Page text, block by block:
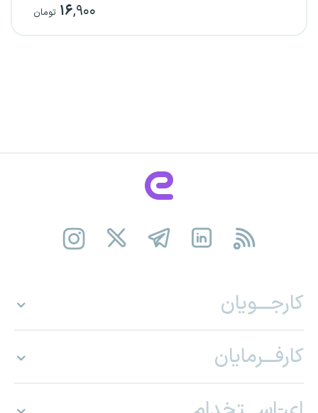
۱۶,۹۰۰ تومان
کارجـــویان
کارفـــرمایان